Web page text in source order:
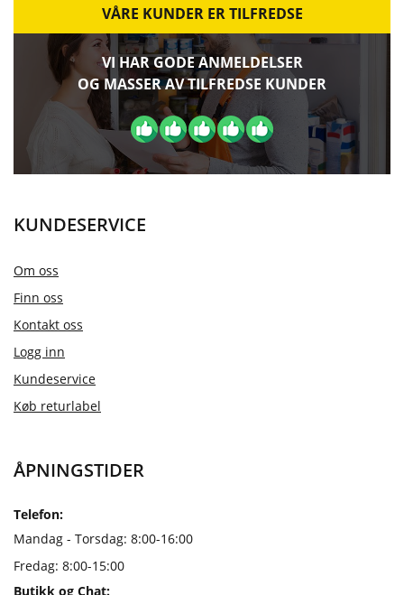
VÅRE KUNDER ER TILFREDSE
VI HAR GODE ANMELDELSER
OG MASSER AV TILFREDSE KUNDER
KUNDESERVICE
Om oss
Finn oss
Kontakt oss
Logg inn
Kundeservice
Køb returlabel
ÅPNINGSTIDER
Telefon:
Mandag - Torsdag: 8:00-16:00
Fredag: 8:00-15:00
Butikk og Chat: